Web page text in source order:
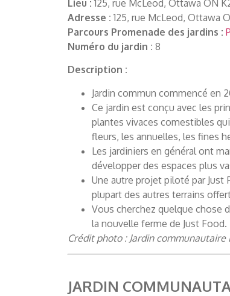
Lieu : 125, rue McLeod, Ottawa ON
Adresse : 125, rue McLeod, Ottawa
Parcours Promenade des jardins :
Numéro du jardin : 8
Description :
Jardin commun commencé en
Ce jardin est conçu avec les
plantes vivaces comestibles
fleurs, les annuelles, les fines
Les jardiniers en général ont
développer des espaces plus
Une autre projet piloté par Just
plupart des autres terrains
Vous cherchez quelque chose
la nouvelle ferme de Just Food.
Crédit photo : Jardin communautaire
JARDIN